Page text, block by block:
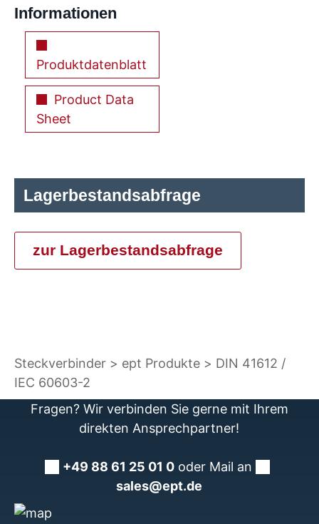
Informationen
Produktdatenblatt
Product Data
Sheet
Lagerbestandsabfrage
zur Lagerbestandsabfrage
Steckverbinder ept Produkte
DIN 41612 /
IEC 60603-2
Fragen? Wir verbinden Sie gerne mit Ihrem
direkten Ansprechpartner!
+49 88 61 25 01 0 oder Mail an
sales@ept.de